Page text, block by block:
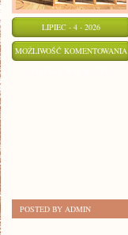
LIPIEC - 4 - 2026
MOŻLIWOŚĆ KOMENTOWANIA
POSTED BY ADMIN